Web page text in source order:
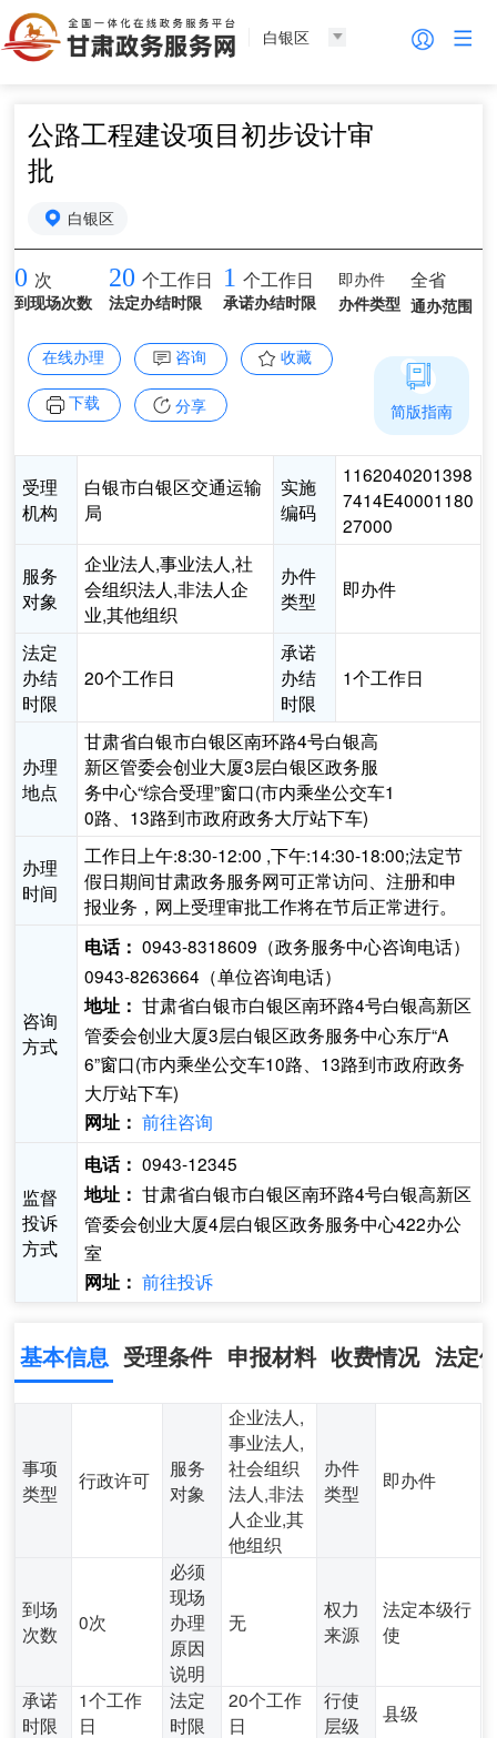
白银区
公路工程建设项目初步设计审
批
白银区
0 次
到现场次数
20 个工作日
法定办结时限
1 个工作日
承诺办结时限
即办件
办件类型
全省
通办范围
在线办理 咨询 收藏
下载 分享
受理
机构
白银市白银区交通运输
局
实施
编码
1162040201398
7414E40001180
27000
服务
对象
企业法人,事业法人,社
会组织法人,非法人企
业,其他组织
办件
类型
即办件
法定
办结
时限
20个工作日
承诺
办结
时限
1个工作日
办理
地点
甘肃省白银市白银区南环路4号白银高
新区管委会创业大厦3层白银区政务服
务中心“综合受理”窗口(市内乘坐公交车1
0路、13路到市政府政务大厅站下车)
办理
时间
工作日上午:8:30-12:00 ,下午:14:30-18:00;法定节
假日期间甘肃政务服务网可正常访问、注册和申
报业务，网上受理审批工作将在节后正常进行。
咨询
方式
电话： 0943-8318609（政务服务中心咨询电话）
0943-8263664（单位咨询电话）
地址： 甘肃省白银市白银区南环路4号白银高新区
管委会创业大厦3层白银区政务服务中心东厅“A
6”窗口(市内乘坐公交车10路、13路到市政府政务
大厅站下车)
网址： 前往咨询
监督
投诉
方式
电话： 0943-12345
地址： 甘肃省白银市白银区南环路4号白银高新区
管委会创业大厦4层白银区政务服务中心422办公
室
网址： 前往投诉
简版指南
基本信息 受理条件 申报材料 收费情况 法定
事项
类型
行政许可
服务
对象
企业法人,
事业法人,
社会组织
法人,非法
人企业,其
他组织
办件
类型
即办件
到场
次数
0次
必须
现场
办理
原因
说明
无
权力
来源
法定本级行
使
承诺
时限
1个工作
日
法定
时限
20个工作
日
行使
层级
县级